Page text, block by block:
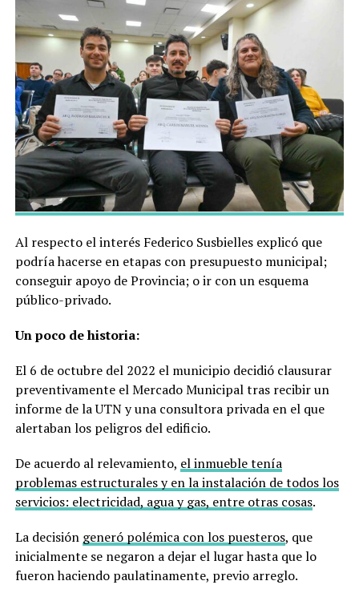
Al respecto el interés Federico Susbielles explicó que
podría hacerse en etapas con presupuesto municipal;
conseguir apoyo de Provincia; o ir con un esquema
público-privado.
Un poco de historia:
El 6 de octubre del 2022 el municipio decidió clausurar
preventivamente el Mercado Municipal tras recibir un
informe de la UTN y una consultora privada en el que
alertaban los peligros del edificio.
De acuerdo al relevamiento, el inmueble tenía
problemas estructurales y en la instalación de todos los
servicios: electricidad, agua y gas, entre otras cosas.
La decisión generó polémica con los puesteros, que
inicialmente se negaron a dejar el lugar hasta que lo
fueron haciendo paulatinamente, previo arreglo.